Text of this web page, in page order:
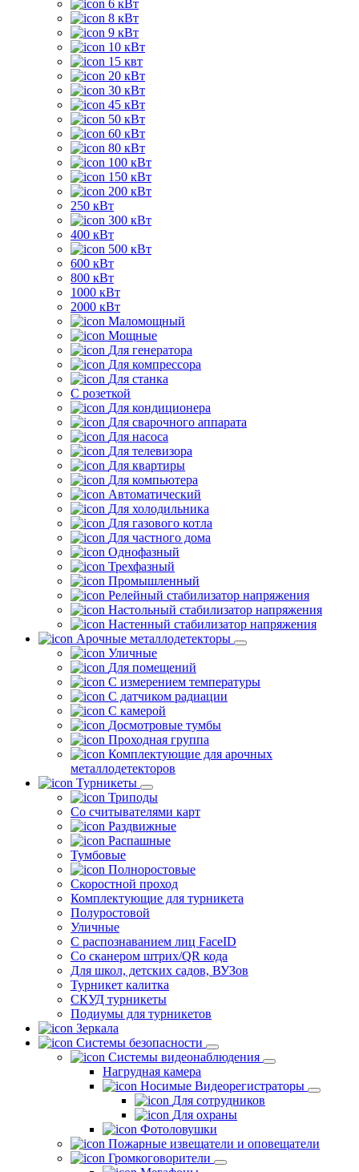
6 кВт
8 кВт
9 кВт
10 кВт
15 квт
20 кВт
30 кВт
45 кВт
50 кВт
60 кВт
80 кВт
100 кВт
150 кВт
200 кВт
250 кВт
300 кВт
400 кВт
500 кВт
600 кВт
800 кВт
1000 кВт
2000 кВт
Маломощный
Мощные
Для генератора
Для компрессора
Для станка
C розеткой
Для кондиционера
Для сварочного аппарата
Для насоса
Для телевизора
Для квартиры
Для компьютера
Автоматический
Для холодильника
Для газового котла
Для частного дома
Однофазный
Трехфазный
Промышленный
Релейный стабилизатор напряжения
Настольный стабилизатор напряжения
Настенный стабилизатор напряжения
Арочные металлодетекторы
Уличные
Для помещений
С измерением температуры
С датчиком радиации
С камерой
Досмотровые тумбы
Проходная группа
Комплектующие для арочных
металлодетекторов
Турникеты
Триподы
Со считывателями карт
Раздвижные
Распашные
Тумбовые
Полноростовые
Скоростной проход
Комплектующие для турникета
Полуростовой
Уличные
С распознаванием лиц FaceID
Со сканером штрих/QR кода
Для школ, детских садов, ВУЗов
Турникет калитка
СКУД турникеты
Подиумы для турникетов
Зеркала
Системы безопасности
Системы видеонаблюдения
Нагрудная камера
Носимые Видеорегистраторы
Для сотрудников
Для охраны
Фотоловушки
Пожарные извещатели и оповещатели
Громкоговорители